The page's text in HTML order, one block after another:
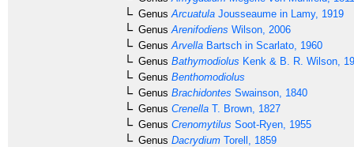
Genus Arcuatula Jousseaume in Lamy, 1919
Genus Arenifodiens Wilson, 2006
Genus Arvella Bartsch in Scarlato, 1960
Genus Bathymodiolus Kenk & B. R. Wilson,
Genus Benthomodiolus
Genus Brachidontes Swainson, 1840
Genus Crenella T. Brown, 1827
Genus Crenomytilus Soot-Ryen, 1955
Genus Dacrydium Torell, 1859